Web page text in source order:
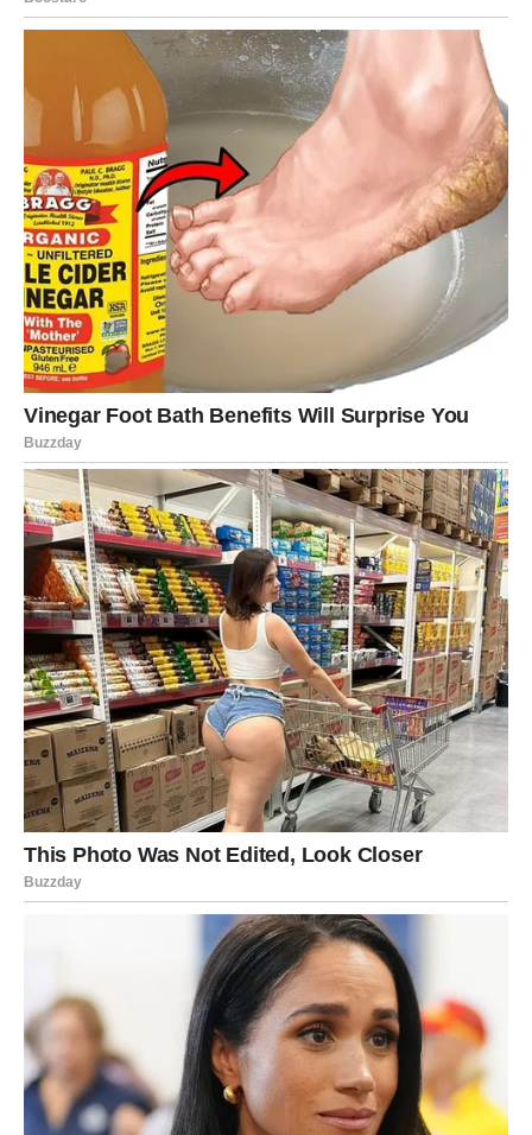
Poruka sedmice:Mir dolazi kada prestanete da
pokušavate da popravite sve – i počnete da birate ono što
vas čuva.
VAGA
Vage do kraja sedmice ulaze u period kada se ravnoteža
vraća, ali ne tako što se sve magično rešava, već tako što
vi konačno postajete spremni da presečete ono što vas
emotivno iscrpljuje, a da pritom ne osećate krivicu, jer
shvatate da ste davali previše i da vas je to koštalo mira.
Ovo je vreme kada se odnosi jasno profiliraju: ko je tu da
vas podrži, a ko je tu samo kada njemu odgovara.
U poslu može doći do promene dogovora, boljih uslova,
ili jednostavno do trenutka kada više ne pristajete na ono
što vas potcenjuje, i baš tada dolazi prilika koja vas
nagrađuje.
Poruka sedmice:Kada izaberete sebe, život prestaje da
vas testira i počinje da vas nagrađuje.
ŠKORPIJA
Škorpije do kraja sedmice izlaze iz unutrašnjeg pritiska,
jer se nešto što vas je tiho trovalo – misao, sumnja,
osećaj da ne znate na čemu ste – polako rasvetljava.
Blagostanje za vas dolazi kao mir posle oluje, kao osećaj
da ste opet u svojoj snazi, da vas ne može lako uzdrmati
tuđa energija, jer vi shvatate da ste preživeli i gore, i da
sada nema potrebe da se bojite.
Moguće je da dobijete priliku da nešto završite, naplatite,
rešite, ili da uđete u dogovor koji vam donosi stabilnost.
U ljubavi dolazi istina, a istina vam je potrebna više od
slatkih reči.